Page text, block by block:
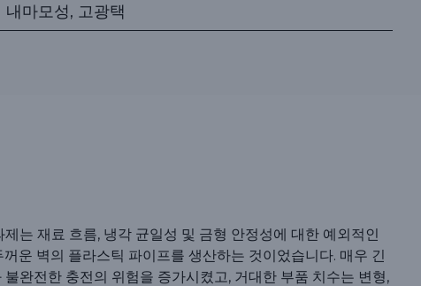
내마모성, 고광택
는 재료 흐름, 냉각 균일성 및 금형 안정성에 대한 예외적인
운 벽의 플라스틱 파이프를 생산하는 것이었습니다. 매우 긴
완전한 충전의 위험을 증가시켰고, 거대한 부품 치수는 변형,